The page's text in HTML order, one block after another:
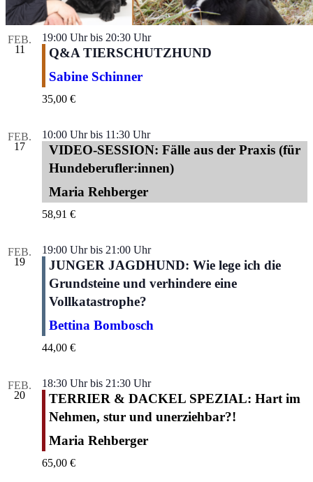
FEB.
11
19:00 Uhrbis 20:30 Uhr
Q&A TIERSCHUTZHUND
Sabine Schinner
35,00 €
FEB.
17
10:00 Uhrbis 11:30 Uhr
VIDEO-SESSION: Fälle aus der Praxis (für
Hundeberufler:innen)
Maria Rehberger
58,91 €
FEB.
19
19:00 Uhrbis 21:00 Uhr
JUNGER JAGDHUND: Wie lege ich die
Grundsteine und verhindere eine
Vollkatastrophe?
Bettina Bombosch
44,00 €
FEB.
20
18:30 Uhrbis 21:30 Uhr
TERRIER & DACKEL SPEZIAL: Hart im
Nehmen, stur und unerziehbar?!
Maria Rehberger
65,00 €